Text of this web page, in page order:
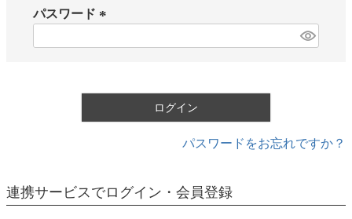
パスワード
)
ログイン
パスワードをお忘れですか？
連携サービスでログイン・会員登録